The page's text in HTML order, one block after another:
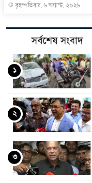
বৃহস্পতিবার, ৬ অগাস্ট, ২০২৬
সর্বশেষ সংবাদ
১
২
৩